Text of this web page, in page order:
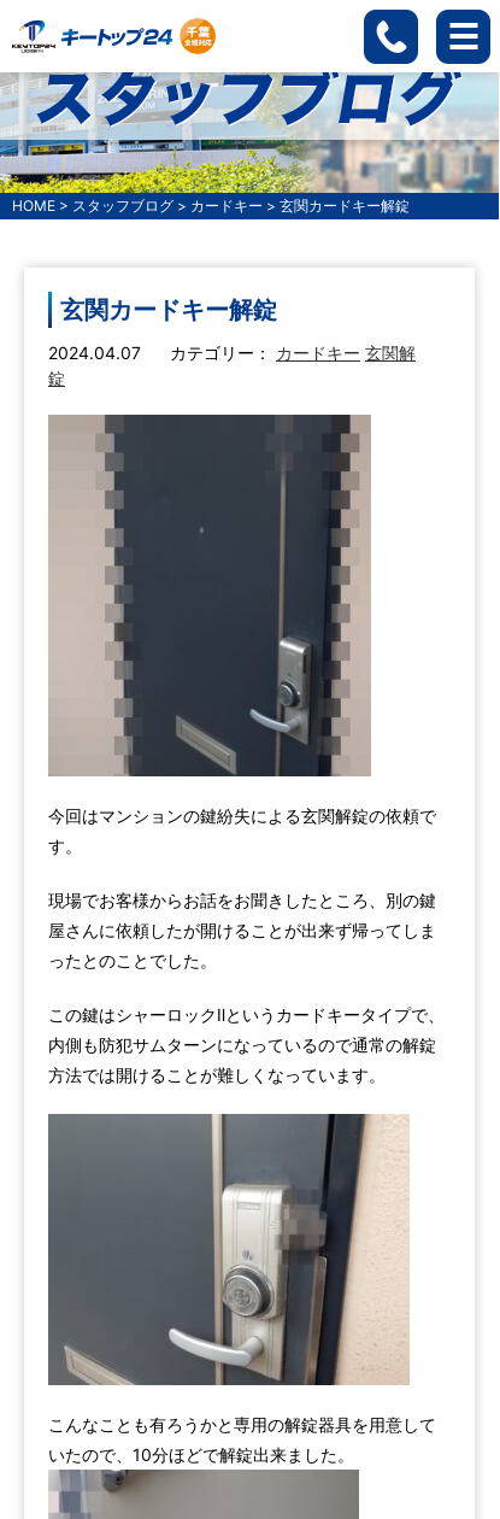
HOME > スタッフブログ > カードキー > 玄関カードキー解錠
玄関カードキー解錠
2024.04.07 カテゴリー： カードキー 玄関解
錠
今回はマンションの鍵紛失による玄関解錠の依頼で
す。
現場でお客様からお話をお聞きしたところ、別の鍵
屋さんに依頼したが開けることが出来ず帰ってしま
ったとのことでした。
この鍵はシャーロックⅡというカードキータイプで、
内側も防犯サムターンになっているので通常の解錠
方法では開けることが難しくなっています。
こんなことも有ろうかと専用の解錠器具を用意して
いたので、10分ほどで解錠出来ました。